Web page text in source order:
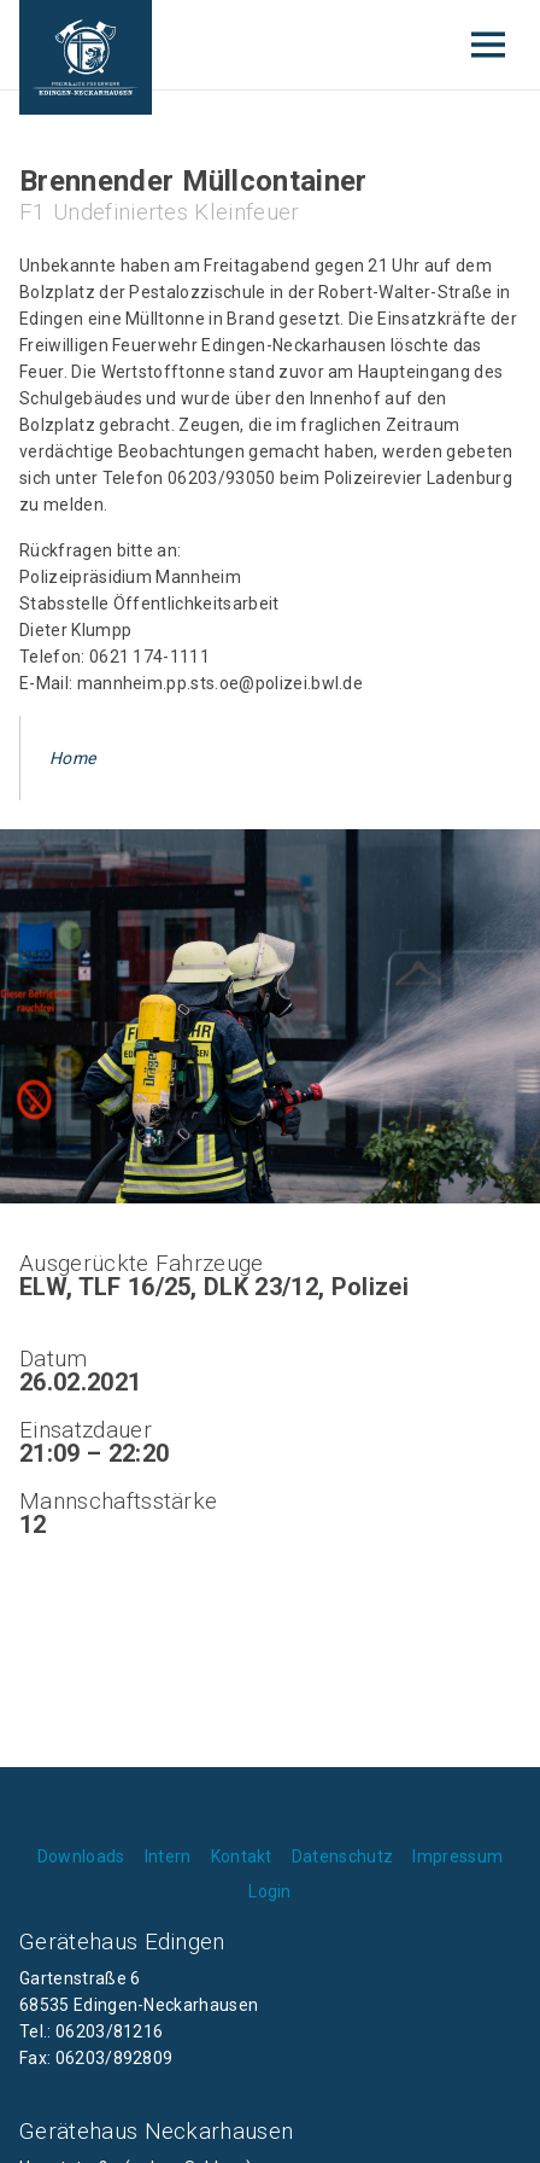
Brennender Müllcontainer
F1 Undefiniertes Kleinfeuer
Unbekannte haben am Freitagabend gegen 21 Uhr auf dem
Bolzplatz der Pestalozzischule in der Robert-Walter-Straße in
Edingen eine Mülltonne in Brand gesetzt. Die Einsatzkräfte der
Freiwilligen Feuerwehr Edingen-Neckarhausen löschte das
Feuer. Die Wertstofftonne stand zuvor am Haupteingang des
Schulgebäudes und wurde über den Innenhof auf den
Bolzplatz gebracht. Zeugen, die im fraglichen Zeitraum
verdächtige Beobachtungen gemacht haben, werden gebeten
sich unter Telefon 06203/93050 beim Polizeirevier Ladenburg
zu melden.
Rückfragen bitte an:
Polizeipräsidium Mannheim
Stabsstelle Öffentlichkeitsarbeit
Dieter Klumpp
Telefon: 0621 174-1111
E-Mail: mannheim.pp.sts.oe@polizei.bwl.de
Home
Ausgerückte Fahrzeuge
ELW, TLF 16/25, DLK 23/12, Polizei
Datum
26.02.2021
Einsatzdauer
21:09 – 22:20
Mannschaftsstärke
12
Downloads Intern Kontakt Datenschutz
Impressum
Login
Gerätehaus Edingen
Gartenstraße 6
68535 Edingen-Neckarhausen
Tel.: 06203/81216
Fax: 06203/892809
Gerätehaus Neckarhausen